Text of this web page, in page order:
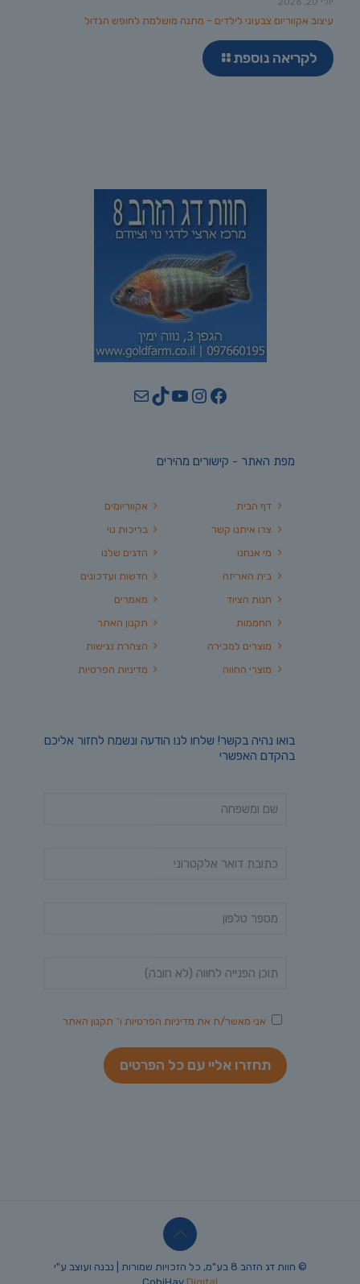
עיצוב אקווריום צבעוני לילדים – מתנה מושלמת לחופש הגדול
לקריאה נוספת
Facebook
Instagram
YouTube
TikTok
Mail
מפת האתר - קישורים מהירים
אקווריומים
בריכות נוי
הדגים שלנו
חדשות ועדכונים
מאמרים
תקנון האתר
הצהרת נגישות
מדיניות הפרטיות
דף הבית
צרו איתנו קשר
מי אנחנו
בית האריזה
חנות הציוד
החממות
מוצרים למכירה
מוצרי החווה
בואו נהיה בקשר! שלחו לנו הודעה ונשמח לחזור אליכם
בהקדם האפשרי
אני מאשר/ת את מדיניות הפרטיות ו־ תקנון האתר
© חוות דג הזהב 8 בע"מ, כל הזכויות שמורות | נבנה ועוצב ע"י